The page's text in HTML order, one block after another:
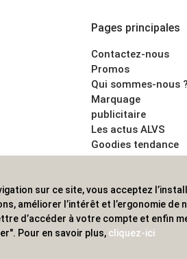
Pages principales
Contactez-nous
Promos
Qui sommes-nous ?
Marquage
publicitaire
Les actus ALVS
Goodies tendance
CGV
publicitaires, pour les
sur ce site, vous acceptez
améliorer l’intérêt et l’ergonomie
d’accéder à votre compte et enfin
Pour en savoir plus, cliquez-ici